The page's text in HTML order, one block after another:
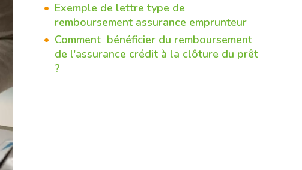
Exemple de lettre type de
remboursement assurance emprunteur
Comment bénéficier du remboursement
de l'assurance crédit à la clôture du prêt
?